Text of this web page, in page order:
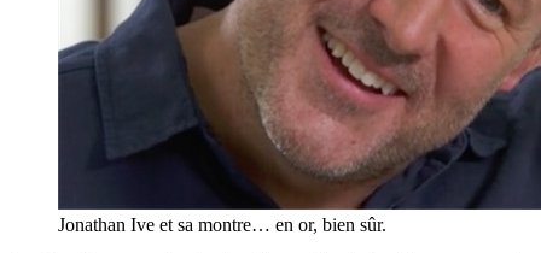
Jonathan Ive et sa montre… en or, bien sûr.